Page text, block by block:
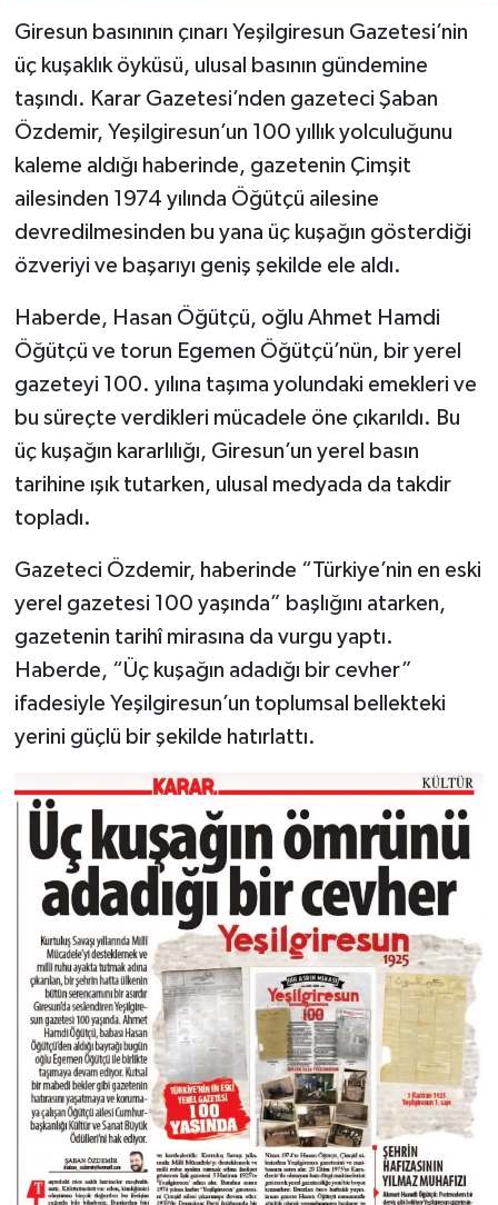
Giresun basınının çınarı Yeşilgiresun Gazetesi’nin
üç kuşaklık öyküsü, ulusal basının gündemine
taşındı. Karar Gazetesi’nden gazeteci Şaban
Özdemir, Yeşilgiresun’un 100 yıllık yolculuğunu
kaleme aldığı haberinde, gazetenin Çimşit
ailesinden 1974 yılında Öğütçü ailesine
devredilmesinden bu yana üç kuşağın gösterdiği
özveriyi ve başarıyı geniş şekilde ele aldı.
Haberde, Hasan Öğütçü, oğlu Ahmet Hamdi
Öğütçü ve torun Egemen Öğütçü’nün, bir yerel
gazeteyi 100. yılına taşıma yolundaki emekleri ve
bu süreçte verdikleri mücadele öne çıkarıldı. Bu
üç kuşağın kararlılığı, Giresun’un yerel basın
tarihine ışık tutarken, ulusal medyada da takdir
topladı.
Gazeteci Özdemir, haberinde “Türkiye’nin en eski
yerel gazetesi 100 yaşında” başlığını atarken,
gazetenin tarihî mirasına da vurgu yaptı.
Haberde, “Üç kuşağın adadığı bir cevher”
ifadesiyle Yeşilgiresun’un toplumsal bellekteki
yerini güçlü bir şekilde hatırlattı.